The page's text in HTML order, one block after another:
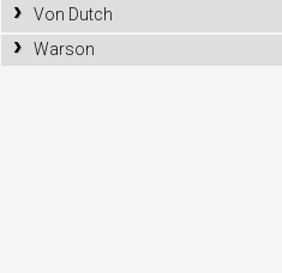
Von Dutch
Warson